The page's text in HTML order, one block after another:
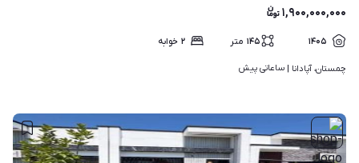
۱,۹۰۰,۰۰۰,۰۰۰
۱۴۰۵ ۱۴۵ متر ۲ خوابه
چمستان، آپادانا | ساعاتی پیش